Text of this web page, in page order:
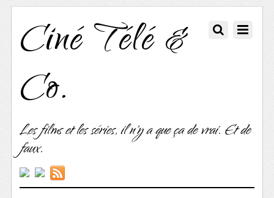
Ciné Télé &
Co.
Les films et les séries, il n'y a que ça de vrai. Et de
faux.